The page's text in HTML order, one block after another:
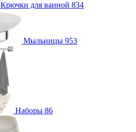
Крючки для ванной 834
Мыльницы 953
Наборы 86